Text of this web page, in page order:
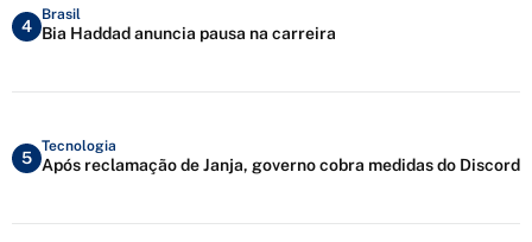
4
Brasil
Bia Haddad anuncia pausa na carreira
5
Tecnologia
Após reclamação de Janja, governo cobra medidas do Discord